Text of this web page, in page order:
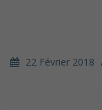
22 Février 2018